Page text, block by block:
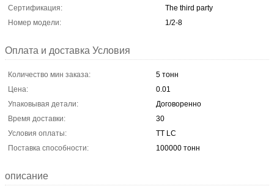
Сертификация:
The third party
Номер модели:
1/2-8
Оплата и доставка Условия
Количество мин заказа:
5 тонн
Цена:
0.01
Упаковывая детали:
Договоренно
Время доставки:
30
Условия оплаты:
ТТ LC
Поставка способности:
100000 тонн
описание